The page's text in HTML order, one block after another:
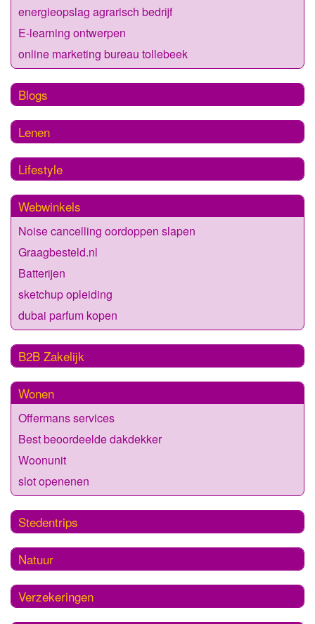
energieopslag agrarisch bedrijf
E-learning ontwerpen
online marketing bureau tollebeek
Blogs
Lenen
Lifestyle
Webwinkels
Noise cancelling oordoppen slapen
Graagbesteld.nl
Batterijen
sketchup opleiding
dubai parfum kopen
B2B Zakelijk
Wonen
Offermans services
Best beoordeelde dakdekker
Woonunit
slot openenen
Stedentrips
Natuur
Verzekeringen